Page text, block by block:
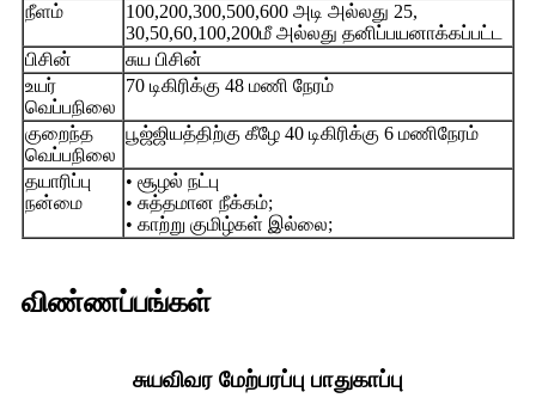
நீளம்
100,200,300,500,600 அடி அல்லது 25,
30,50,60,100,200மீ அல்லது தனிப்பயனாக்கப்பட்ட
பிசின்
சுய பிசின்
உயர்
வெப்பநிலை
70 டிகிரிக்கு 48 மணி நேரம்
குறைந்த
வெப்பநிலை
பூஜ்ஜியத்திற்கு கீழே 40 டிகிரிக்கு 6 மணிநேரம்
தயாரிப்பு
நன்மை
• சூழல் நட்பு
• சுத்தமான நீக்கம்;
• காற்று குமிழ்கள் இல்லை;
விண்ணப்பங்கள்
சுயவிவர மேற்பரப்பு பாதுகாப்பு